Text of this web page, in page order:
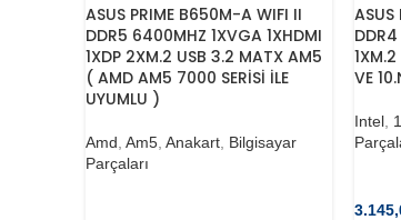
ASUS PRIME B650M-A WIFI II
DDR5 6400MHZ 1XVGA 1XHDMI
1XDP 2XM.2 USB 3.2 MATX AM5
( AMD AM5 7000 SERİSİ İLE
UYUMLU )
Amd ,Am5 ,Anakart Bilgisayar
Parçaları
ASUS
VE
Intel